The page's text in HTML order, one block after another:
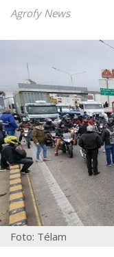
Agrofy News
Foto: Télam